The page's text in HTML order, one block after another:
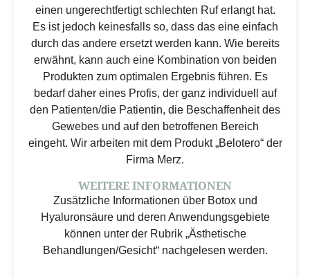
einen ungerechtfertigt schlechten Ruf erlangt hat.
Es ist jedoch keinesfalls so, dass das eine einfach
durch das andere ersetzt werden kann. Wie bereits
erwähnt, kann auch eine Kombination von beiden
Produkten zum optimalen Ergebnis führen. Es
bedarf daher eines Profis, der ganz individuell auf
den Patienten/die Patientin, die Beschaffenheit des
Gewebes und auf den betroffenen Bereich
eingeht. Wir arbeiten mit dem Produkt „Belotero“ der
Firma Merz.
WEITERE INFORMATIONEN
Zusätzliche Informationen über Botox und
Hyaluronsäure und deren Anwendungsgebiete
können unter der Rubrik „Ästhetische
Behandlungen/Gesicht“ nachgelesen werden.